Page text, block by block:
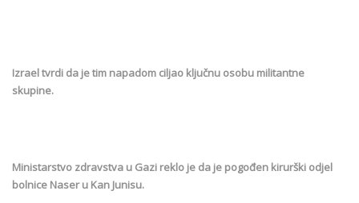
Izrael tvrdi da je tim napadom ciljao ključnu osobu militantne
skupine.
Ministarstvo zdravstva u Gazi reklo je da je pogođen kirurški odjel
bolnice Naser u Kan Junisu.